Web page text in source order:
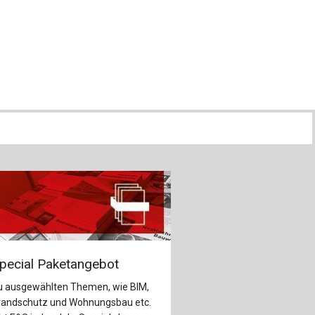
Paketangebot
ausgewählten Themen, wie BIM,
und Wohnungsbau etc.